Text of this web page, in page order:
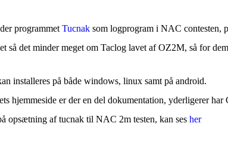
programmetTucnak som logprogram i NAC contesten,
så det minder meget om Taclog lavet af OZ2M, så for
installeres på både windows, linux samt på android.
hjemmeside er der en del dokumentation, yderligerer
opsætning af tucnak til NAC 2m testen, kan sesher